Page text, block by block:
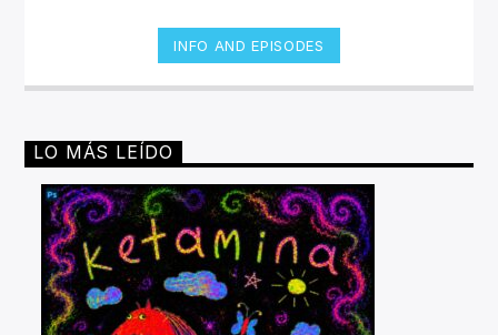
INFO AND EPISODES
LO MÁS LEÍDO